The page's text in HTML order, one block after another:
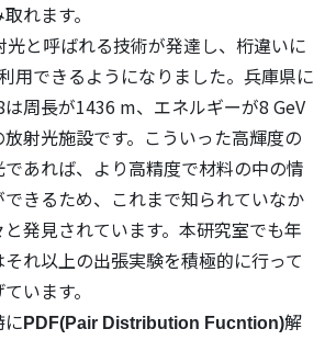
れます。
光と呼ばれる技術が発達し、桁違いに
用できるようになりました。兵庫県に
周長が1436 m、エネルギーが8 GeV
射光施設です。こういった高輝度の
であれば、より高精度で材料の中の情
きるため、これまで知られていなか
発見されています。本研究室でも年
れ以上の出張実験を積極的に行って
います。
に PDF(Pair Distribution Fucntion)解